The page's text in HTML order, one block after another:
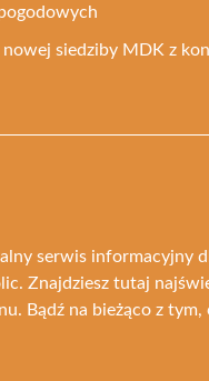
nowej siedziby MDK z
serwis informacyjny
Znajdziesz tutaj
Bądź na bieżąco z